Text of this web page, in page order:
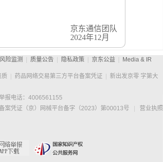
2024年12月
京东通信团队
风险监测 质量公告 隐私政策 京东公益 Media & IR
质 药品网络交易第三方平台备案凭证
新出发京零 字第大
报电话：4006561155
案凭证（京）网械平台备字（2023）第00013号
营业执照